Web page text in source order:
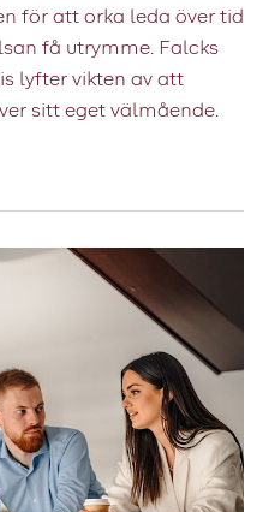
för att orka leda över tid
få utrymme. Falcks
lyfter vikten av att
sitt eget välmående.